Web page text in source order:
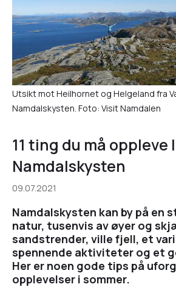
Utsikt mot Heilhornet og Helgeland fra
Namdalskysten. Foto: Visit Namdalen
11 ting du må oppleve
Namdalskysten
09.07.2021
Namdalskysten kan by på en
natur, tusenvis av øyer og
sandstrender, ville fjell, et
spennende aktiviteter og et
Her er noen gode tips på
opplevelser i sommer.